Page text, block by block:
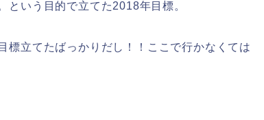
という目的で立てた2018年目標。
立てたばっかりだし！！ここで行かなくては